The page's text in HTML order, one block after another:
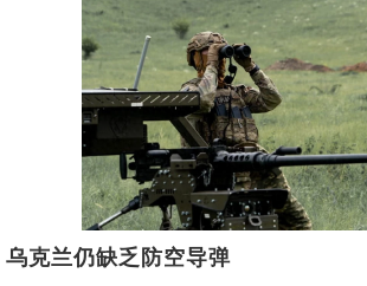
乌克兰仍缺乏防空导弹